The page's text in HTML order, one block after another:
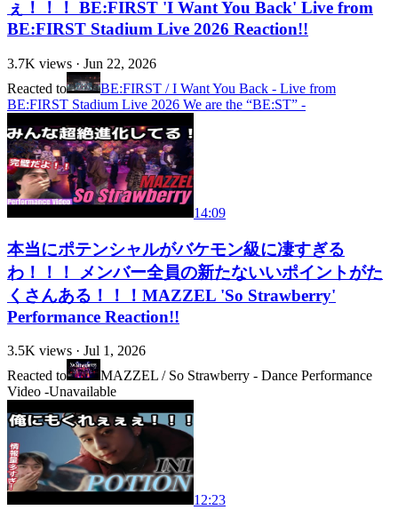
ぇ！！！ BE:FIRST 'I Want You Back' Live from
BE:FIRST Stadium Live 2026 Reaction!!
3.7K views · Jun 22, 2026
Reacted to
BE:FIRST / I Want You Back - Live from
BE:FIRST Stadium Live 2026 We are the “BE:ST” -
14:09
本当にポテンシャルがバケモン級に凄すぎる
わ！！！ メンバー全員の新たないいポイントがた
くさんある！！！MAZZEL 'So Strawberry'
Performance Reaction!!
3.5K views · Jul 1, 2026
Reacted to
MAZZEL / So Strawberry - Dance Performance
Video -Unavailable
12:23